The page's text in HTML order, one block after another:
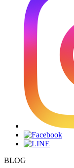
BLOG